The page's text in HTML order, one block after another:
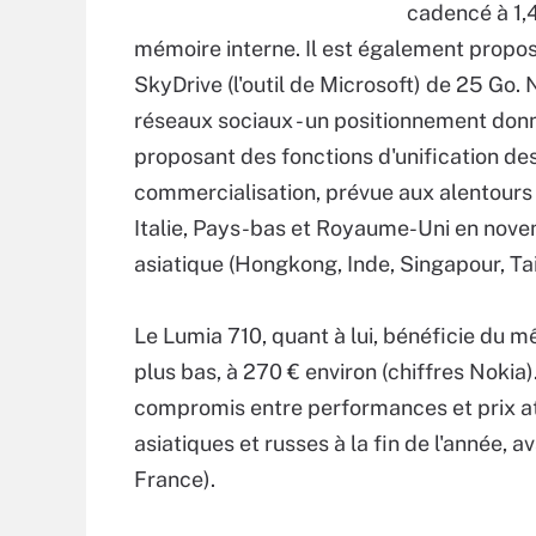
cadencé à
mémoire interne. Il est également
SkyDrive (l'outil de Microsoft) de 25
réseaux sociaux - un positionnement
proposant des fonctions d'unification
commercialisation, prévue aux
Italie, Pays-bas et Royaume-Uni en
asiatique (Hongkong, Inde, Singapour,
Le Lumia 710, quant à lui, bénéficie du
plus bas, à 270 € environ (chiffres
compromis entre performances et prix
asiatiques et russes à la fin de l'année,
France).